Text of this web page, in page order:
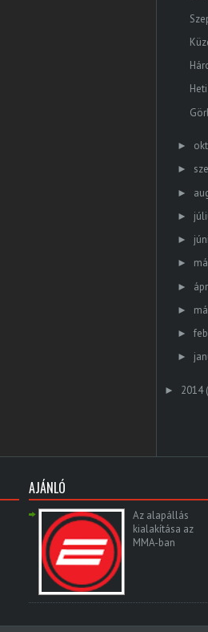
►
►
►
►
►
►
►
►
►
►
► 2014
AJÁNLÓ
Az alapállás
kialakítása az
MMA-ban